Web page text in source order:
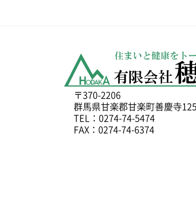
〒370-2206
群馬県甘楽郡甘楽町善慶寺
TEL：0274-74-5474
FAX：0274-74-6374